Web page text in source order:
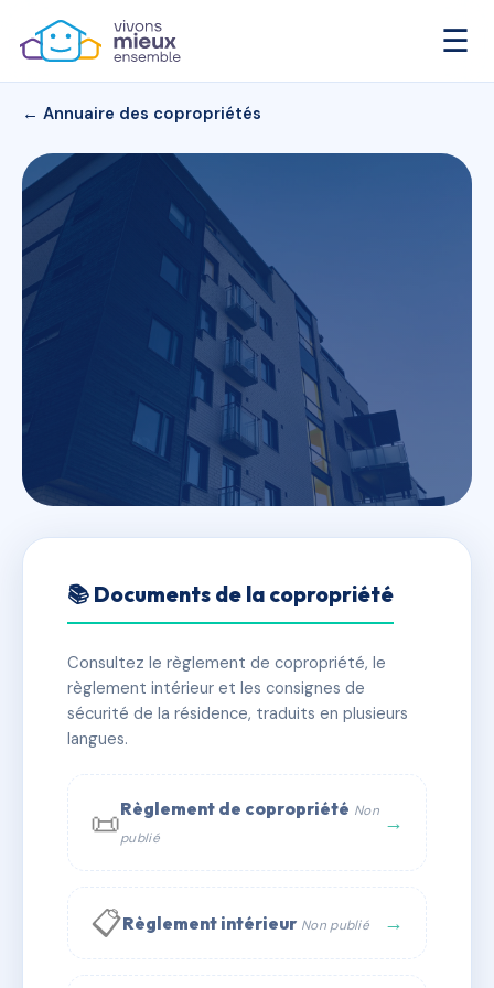
☰
← Annuaire des copropriétés
SDC 9 RUE NOTRE DAME DE
NAZARETH
📍 9 r notre dame de nazareth 75003 Paris
✓ Immatriculée 🏠 65 lots 🏗 1 bâtiment(s)
📞 Contacter Syndic Digital 💬 WhatsApp
✉ Email
📚 Documents de la copropriété
Consultez le règlement de copropriété, le
règlement intérieur et les consignes de
sécurité de la résidence, traduits en plusieurs
langues.
📜Règlement de copropriété Non
publié
→
📋Règlement intérieur Non publié →